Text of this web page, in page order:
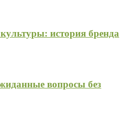
история бренда
вопросы без